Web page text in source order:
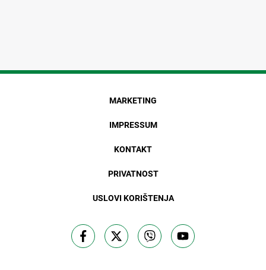
MARKETING
IMPRESSUM
KONTAKT
PRIVATNOST
USLOVI KORIŠTENJA